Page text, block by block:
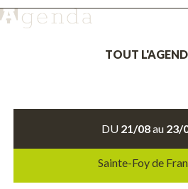
TOUT
DU 21/08au 23/
Sainte-Foy de